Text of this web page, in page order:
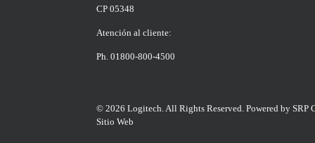
CP 05348
Atención al cliente:
Ph. 01800-800-4500
© 2026 Logitech. All Rights Reserved. Powered by SRP
Sitio Web